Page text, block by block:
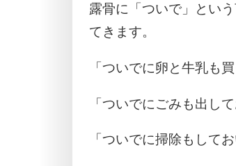
露骨に「ついで」とい
てきます。
「ついでに卵と牛乳も買
「ついでにごみも出して
「ついでに掃除もしてお